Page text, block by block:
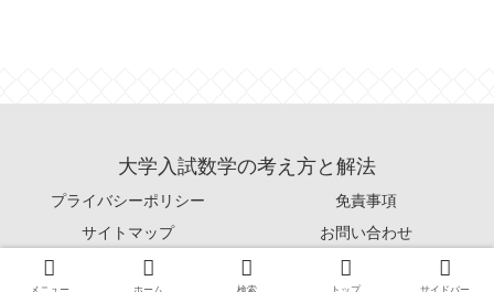
大学入試数学の考え方と解法
プライバシーポリシー
免責事項
サイトマップ
お問い合わせ
© 2019-2026 大学入試数学の考え方と解法.
メニュー ホーム 検索 トップ サイドバー